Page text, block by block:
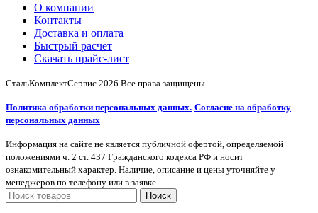
О компании
Контакты
Доставка и оплата
Быстрый расчет
Скачать прайс-лист
СтальКомплектСервис 2026 Все права защищены.
Политика обработки персональных данных. Согласие на обработку
персональных данных
Информация на сайте не является публичной офертой, определяемой
положениями ч. 2 ст. 437 Гражданского кодекса РФ и носит
ознакомительный характер. Наличие, описание и цены уточняйте у
менеджеров по телефону или в заявке.
Поиск